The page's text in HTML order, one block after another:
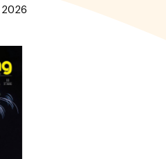
2026